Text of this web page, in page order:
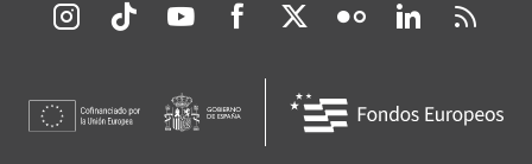
Redes sociales JCCM